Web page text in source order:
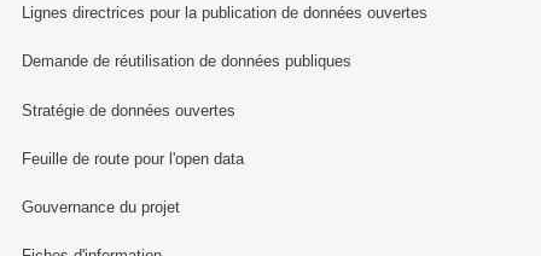
Lignes directrices pour la publication de données ouvertes
Demande de réutilisation de données publiques
Stratégie de données ouvertes
Feuille de route pour l'open data
Gouvernance du projet